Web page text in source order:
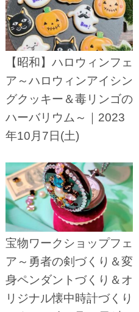
【昭和】ハロウィンフェ
ア～ハロウィンアイシン
グクッキー＆毒リンゴの
ハーバリウム～｜2023
年10月7日(土)
宝物ワークショップフェ
ア～勇者の剣づくり＆変
身ペンダントづくり＆オ
リジナル懐中時計づくり